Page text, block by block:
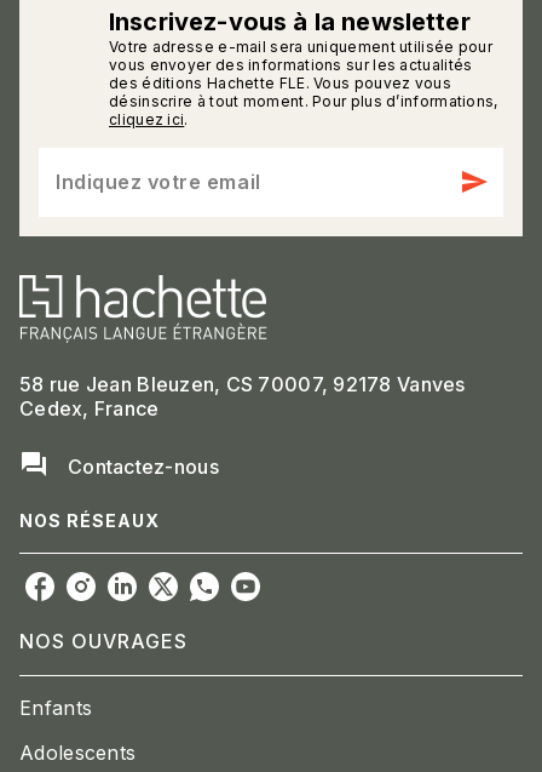
Inscrivez-vous à la newsletter
Votre adresse e-mail sera uniquement utilisée pour
vous envoyer des informations sur les actualités
des éditions Hachette FLE. Vous pouvez vous
désinscrire à tout moment. Pour plus d’informations,
cliquez ici.
Indiquez votre email send
58 rue Jean Bleuzen, CS 70007, 92178 Vanves
Cedex, France
question_answer Contactez-nous
NOS RÉSEAUX
NOS OUVRAGES
Enfants
Adolescents